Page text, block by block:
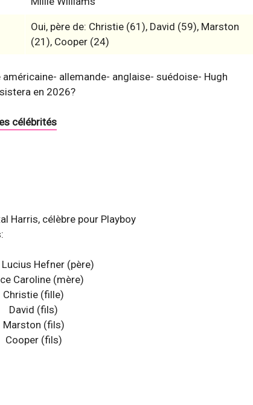
Oui, père de: Christie (61), David (59), Marston
(21), Cooper (24)
allemande- anglaise- suédoise- Hugh
en 2026?
célébrités
Harris, célèbre pour Playboy
Lucius Hefner(père)
Caroline(mère)
Christie (fille)
David (fils)
Marston (fils)
Cooper(fils)